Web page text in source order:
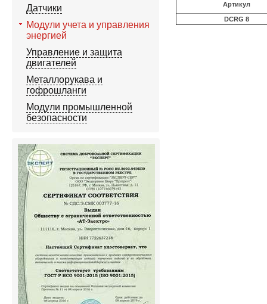
Датчики
Модули учета и управления
энергией
Управление и защита
двигателей
Металлорукава и
гофрошланги
Модули промышленной
безопасности
Артикул
DCRG 8